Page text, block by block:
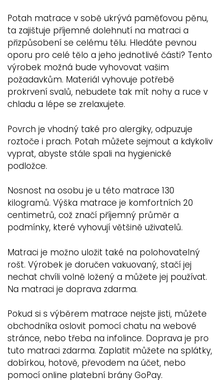
Potah matrace v sobě ukrývá paměťovou pěnu,
ta zajištuje příjemné dolehnutí na matraci a
přizpůsobení se celému tělu. Hledáte pevnou
oporu pro celé tělo a jeho jednotlivé části? Tento
výrobek možná bude vyhovovat vašim
požadavkům. Materiál vyhovuje potřebě
prokrvení svalů, nebudete tak mít nohy a ruce v
chladu a lépe se zrelaxujete.
Povrch je vhodný také pro alergiky, odpuzuje
roztoče i prach. Potah můžete sejmout a kdykoliv
vyprat, abyste stále spali na hygienické
podložce.
Nosnost na osobu je u této matrace 130
kilogramů. Výška matrace je komfortních 20
centimetrů, což značí příjemný průměr a
podmínky, které vyhovují většině uživatelů.
Matraci je možno uložit také na polohovatelný
rošt. Výrobek je doručen vakuovaný, stačí jej
nechat chvíli volně ložený a můžete jej používat.
Na matraci je doprava zdarma.
Pokud si s výběrem matrace nejste jisti, můžete
obchodníka oslovit pomocí chatu na webové
stránce, nebo třeba na infolince. Doprava je pro
tuto matraci zdarma. Zaplatit můžete na splátky,
dobírkou, hotově, převodem na účet, nebo
pomocí online platební brány GoPay.